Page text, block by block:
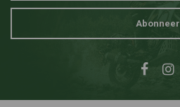
Abonneer